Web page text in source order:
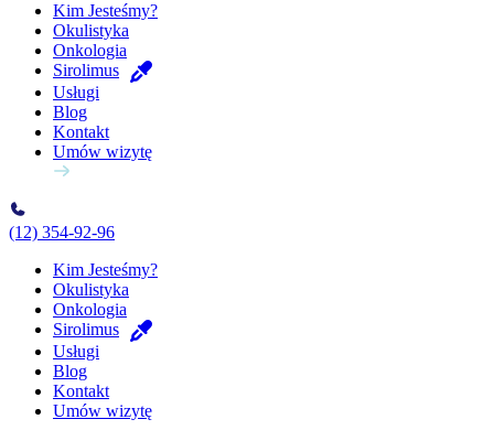
Kim Jesteśmy?
Okulistyka
Onkologia
Sirolimus
Usługi
Blog
Kontakt
Umów wizytę
(12) 354-92-96
Kim Jesteśmy?
Okulistyka
Onkologia
Sirolimus
Usługi
Blog
Kontakt
Umów wizytę